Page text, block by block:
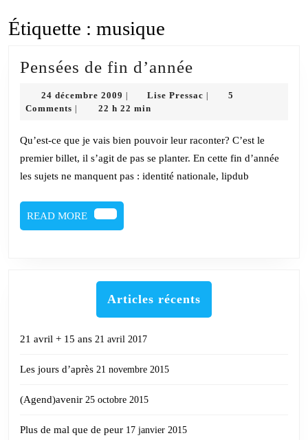
Étiquette : musique
Pensées de fin d’année
24 décembre 2009 24
décembre
Lise Pressac Lise
5
Comments
22 h 22 min
Qu’est-ce que je vais bien pouvoir leur raconter? C’est le
premier billet, il s’agit de pas se planter. En cette fin d’année
les sujets ne manquent pas : identité nationale, lipdub
READ MORE
READ
MORE
Articles récents
21 avril + 15 ans 21 avril 2017
Les jours d’après 21 novembre 2015
(Agend)avenir 25 octobre 2015
Plus de mal que de peur 17 janvier 2015